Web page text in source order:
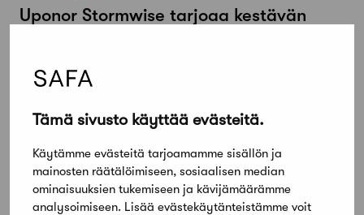
Tämä sivusto käyttää evästeitä.
Käytämme evästeitä tarjoamamme sisällön ja
mainosten räätälöimiseen, sosiaalisen median
ominaisuuksien tukemiseen ja kävijämäärämme
analysoimiseen. Lisää evästekäytänteistämme voit
Uponor Stormwise tarjoaa kestävän